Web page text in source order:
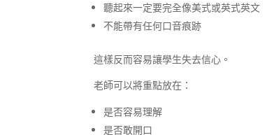
聽起來一定要完全像美式或英式英文
不能帶有任何口音痕跡
這樣反而容易讓學生失去信心。
老師可以將重點放在：
是否容易理解
是否敢開口